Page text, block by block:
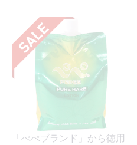
「ぺぺブランド」から徳用